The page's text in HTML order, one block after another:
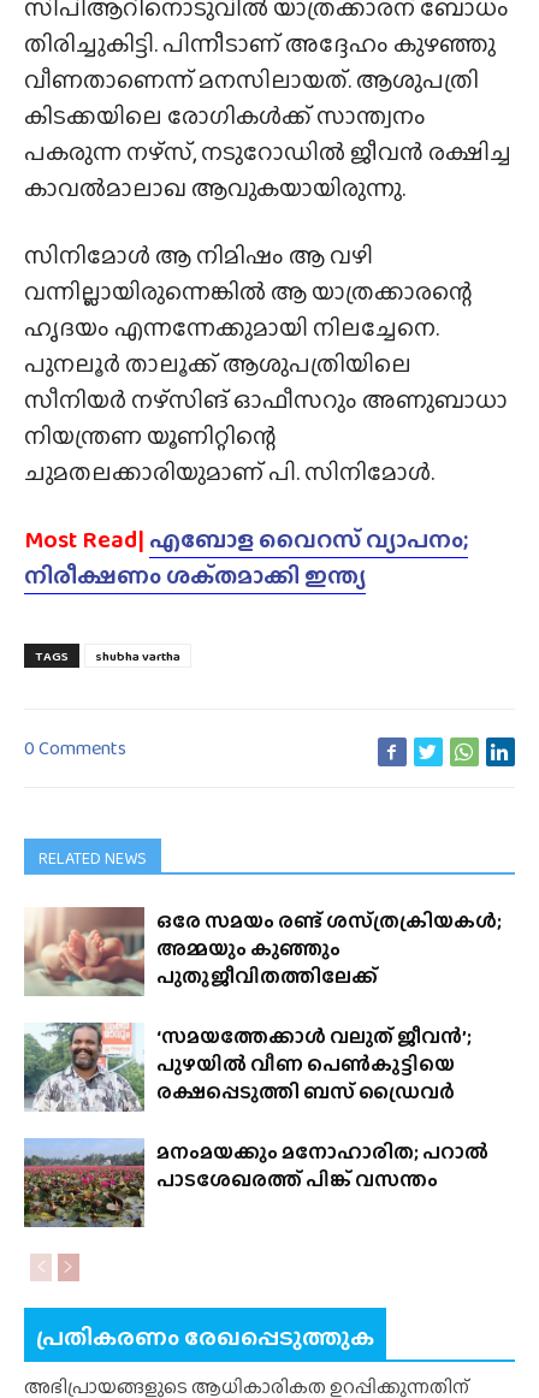
തിരിച്ചുകിട്ടി. പിന്നീടാണ് അദ്ദേഹം കുഴഞ്ഞു
വീണതാണെന്ന് മനസിലായത്. ആശുപത്രി
കിടക്കയിലെ രോഗികൾക്ക് സാന്ത്വനം
പകരുന്ന നഴ്‌സ്, നടുറോഡിൽ ജീവൻ രക്ഷിച്ച
കാവൽമാലാഖ ആവുകയായിരുന്നു.
സിനിമോൾ ആ നിമിഷം ആ വഴി
വന്നില്ലായിരുന്നെങ്കിൽ ആ യാത്രക്കാരന്റെ
ഹൃദയം എന്നന്നേക്കുമായി നിലച്ചേനെ.
പുനലൂർ താലൂക്ക് ആശുപത്രിയിലെ
സീനിയർ നഴ്‌സിങ് ഓഫീസറും അണുബാധാ
നിയന്ത്രണ യൂണിറ്റിന്റെ
ചുമതലക്കാരിയുമാണ് പി. സിനിമോൾ.
Most Read| എബോള വൈറസ് വ്യാപനം;
നിരീക്ഷണം ശക്‌തമാക്കി ഇന്ത്യ
TAGS shubha vartha
0 Comments
RELATED NEWS
ഒരേ സമയം രണ്ട് ശസ്‌ത്രക്രിയകൾ;
അമ്മയും കുഞ്ഞും
പുതുജീവിതത്തിലേക്ക്
‘സമയത്തേക്കാൾ വലുത് ജീവൻ’;
പുഴയിൽ വീണ പെൺകുട്ടിയെ
രക്ഷപ്പെടുത്തി ബസ് ഡ്രൈവർ
മനംമയക്കും മനോഹാരിത; പറാൽ
പാടശേഖരത്ത് പിങ്ക് വസന്തം
പ്രതികരണം രേഖപ്പെടുത്തുക
അഭിപ്രായങ്ങളുടെ ആധികാരികത ഉറപ്പിക്കുന്നതിന്